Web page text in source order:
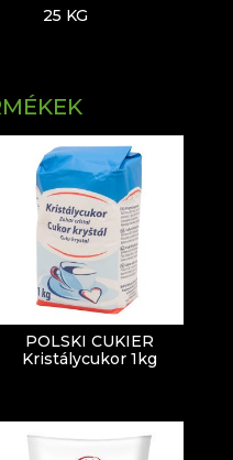
25 KG
POLSKI CUKIER
Kristálycukor 1kg